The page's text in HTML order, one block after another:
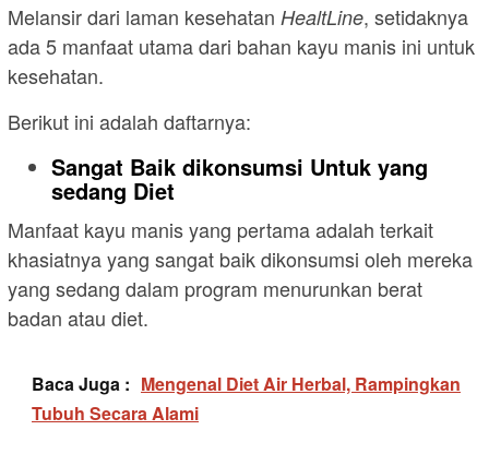
Melansir dari laman kesehatan HealtLine, setidaknya
ada 5 manfaat utama dari bahan kayu manis ini untuk
kesehatan.
Berikut ini adalah daftarnya:
Sangat Baik dikonsumsi Untuk yang
sedang Diet
Manfaat kayu manis yang pertama adalah terkait
khasiatnya yang sangat baik dikonsumsi oleh mereka
yang sedang dalam program menurunkan berat
badan atau diet.
Baca Juga : Mengenal Diet Air Herbal, Rampingkan
Tubuh Secara Alami